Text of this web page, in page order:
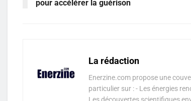
pour accélérer la guérison
La rédaction
Enerzine.com propose une
particulier sur : - Les énergies